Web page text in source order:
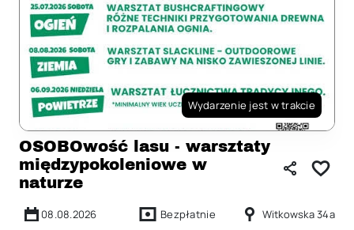
Wydarzenie jest w trakcie
OSOBOwość lasu - warsztaty
międzypokoleniowe w
naturze
08.08.2026 Bezpłatnie Witkowska 34a